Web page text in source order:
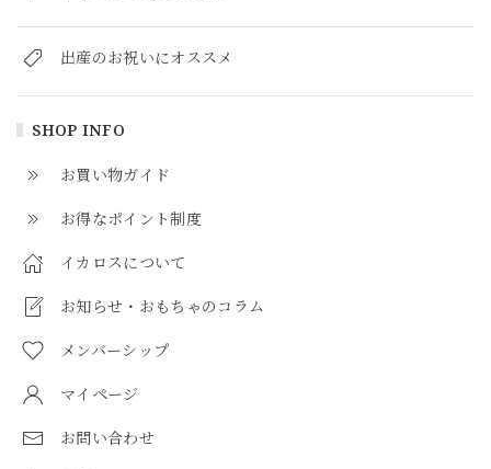
出産のお祝いにオススメ
SHOP INFO
お買い物ガイド
お得なポイント制度
イカロスについて
お知らせ・おもちゃのコラム
メンバーシップ
マイページ
お問い合わせ